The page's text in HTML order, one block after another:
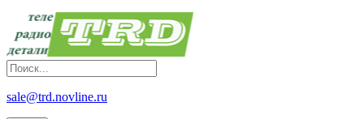
sale@trd.novline.ru